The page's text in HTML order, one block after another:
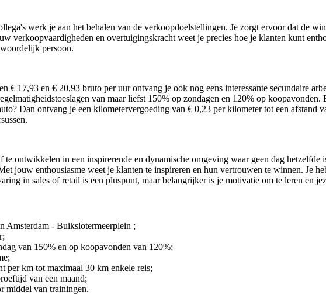
werk je aan het behalen van de verkoopdoelstellingen. Je zorgt ervoor dat de
verkoopvaardigheden en overtuigingskracht weet je precies hoe je klanten kunt
persoon.
€ 17,93 en € 20,93 bruto per uur ontvang je ook nog eens interessante secundaire
van maar liefst 150% op zondagen en 120% op
Dan ontvang je een kilometervergoeding van € 0,23 per kilometer tot een afstand
ontwikkelen in een inspirerende en dynamische omgeving waar geen dag hetzelfde
jouw enthousiasme weet je klanten te inspireren en hun vertrouwen te winnen. Je
in sales of retail is een pluspunt, maar belangrijker is je motivatie om te leren en
Amsterdam - Buikslotermeerplein ;
van 150% en op koopavonden van 120%;
per km tot maximaal 30 km enkele reis;
van een maand;
middel van trainingen.